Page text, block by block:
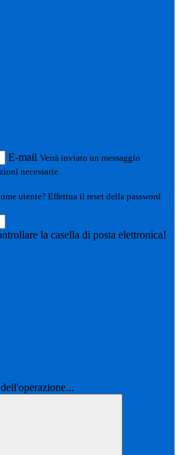
E-mail Verrà inviato un messaggio
necessarie.
utente? Effettua il reset della password
la casella di posta elettronica!